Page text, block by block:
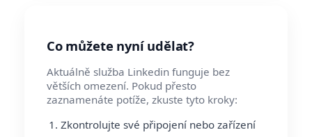
Co můžete nyní udělat?
Aktuálně služba Linkedin funguje bez
větších omezení. Pokud přesto
zaznamenáte potíže, zkuste tyto kroky:
Zkontrolujte své připojení nebo zařízení